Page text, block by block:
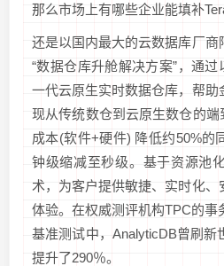
那么市场上有哪些企业能填补
还是以国内最大的云数据库厂商
“数据仓库升舱解决方案”，通
一代云原生实时数据仓库，帮助
现从传统数仓到云原生数仓的
成本(软件+硬件) 降低约50%的
钟级缩减至秒级。基于资源池
术，为客户提供敏捷、实时化、
体验。在权威测评机构TPC的事
基准测试中，AnalyticDB曾刷新
提升了290％。